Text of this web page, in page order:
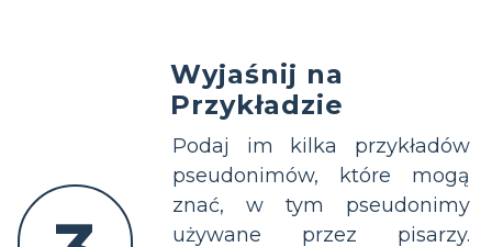
Wyjaśnij na
Przykładzie
Podaj im kilka przykładów
pseudonimów, które mogą
znać, w tym pseudonimy
używane przez pisarzy.